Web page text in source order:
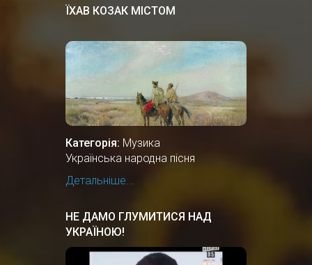
ЇХАВ КОЗАК МІСТОМ
Категорія: Музика
Українська народна пісня
Детальніше...
НЕ ДАМО ГЛУМИТИСЯ НАД
УКРАЇНОЮ!